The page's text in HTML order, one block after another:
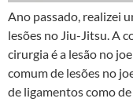
Ano passado, realizei
lesões no Jiu-Jitsu. A
cirurgia é a lesão no
comum de lesões no
de ligamentos como